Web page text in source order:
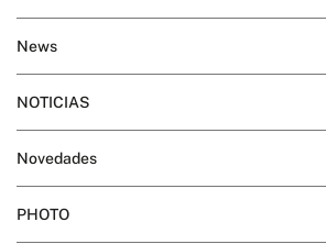
News
NOTICIAS
Novedades
PHOTO